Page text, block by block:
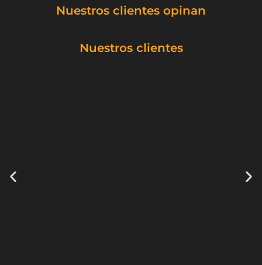
Nuestros clientes opinan
Nuestros clientes